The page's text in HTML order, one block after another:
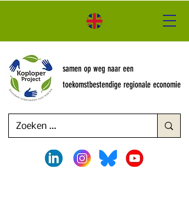
samen op weg naar een
toekomstbestendige regionale economie